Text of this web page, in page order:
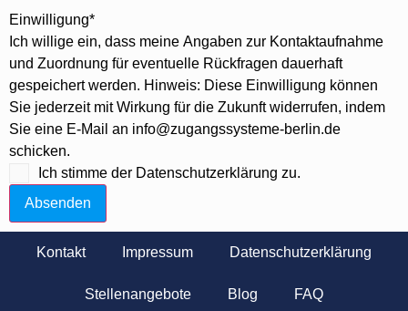
Einwilligung*
Ich willige ein, dass meine Angaben zur Kontaktaufnahme
und Zuordnung für eventuelle Rückfragen dauerhaft
gespeichert werden. Hinweis: Diese Einwilligung können
Sie jederzeit mit Wirkung für die Zukunft widerrufen, indem
Sie eine E-Mail an info@zugangssysteme-berlin.de
schicken.
Ich stimme der Datenschutzerklärung zu.
Absenden
Kontakt Impressum Datenschutzerklärung
Stellenangebote Blog FAQ